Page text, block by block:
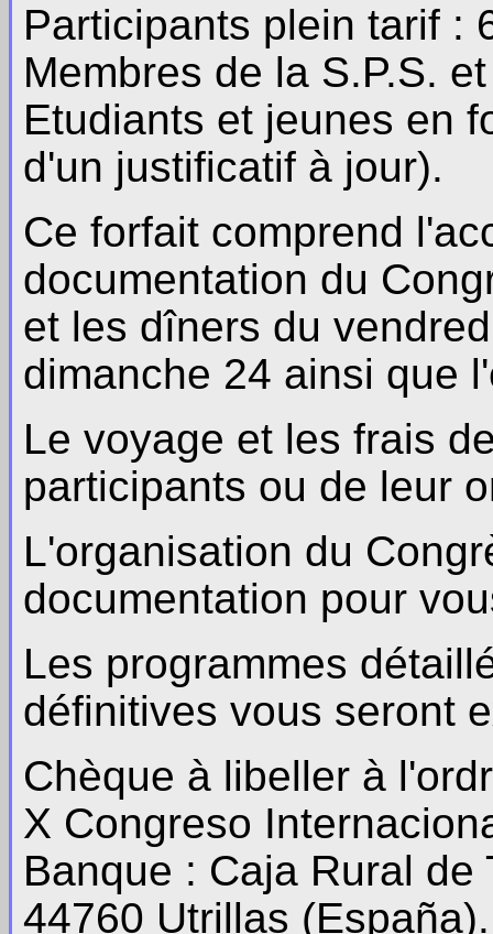
Participants plein tarif :
Membres de la S.P.S.
Etudiants et jeunes en
d'un justificatif à jour).
Ce forfait comprend
documentation du
et les dîners du
dimanche 24 ainsi que
Le voyage et les frais
participants ou de leur
L'organisation du
documentation pour
Les programmes
définitives vous seront
Chèque à libeller à
X Congreso
Banque : Caja Rural de
44760 Utrillas